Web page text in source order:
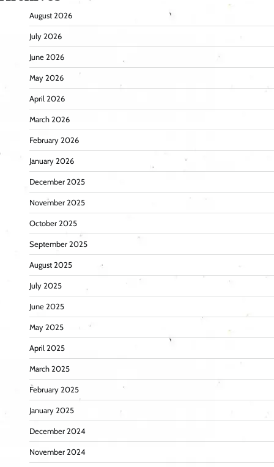
August 2026
July 2026
June 2026
May 2026
April 2026
March 2026
February 2026
January 2026
December 2025
November 2025
October 2025
September 2025
August 2025
July 2025
June 2025
May 2025
April 2025
March 2025
February 2025
January 2025
December 2024
November 2024